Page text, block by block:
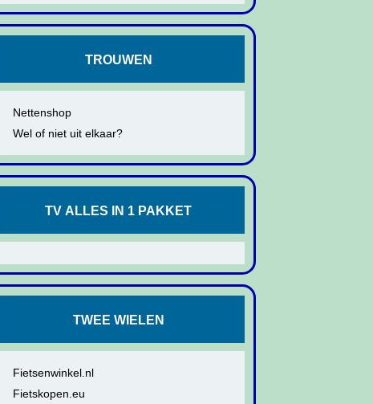
TROUWEN
Nettenshop
Wel of niet uit elkaar?
TV ALLES IN 1 PAKKET
TWEE WIELEN
Fietsenwinkel.nl
Fietskopen.eu